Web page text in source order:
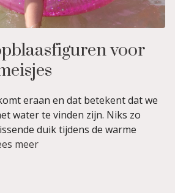
voor
eraan en dat betekent dat we
water te vinden zijn. Niks zo
duik tijdens de warme
meer